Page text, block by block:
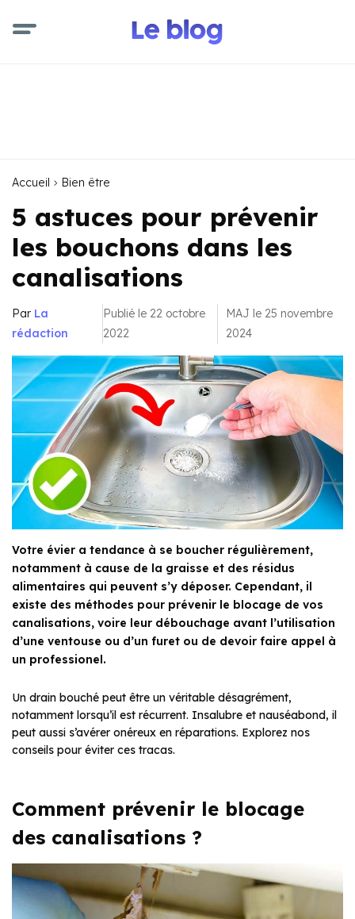
Accueil Bien être
5 astuces pour prévenir
les bouchons dans les
canalisations
Par La
rédaction
Publié le 22 octobre
2022
MAJ le 25 novembre
2024
Votre évier a tendance à se boucher régulièrement,
notamment à cause de la graisse et des résidus
alimentaires qui peuvent s’y déposer. Cependant, il
existe des méthodes pour prévenir le blocage de vos
canalisations, voire leur débouchage avant l’utilisation
d’une ventouse ou d’un furet ou de devoir faire appel à
un professionel.
Un drain bouché peut être un véritable désagrément,
notamment lorsqu’il est récurrent. Insalubre et nauséabond, il
peut aussi s’avérer onéreux en réparations. Explorez nos
conseils pour éviter ces tracas.
Comment prévenir le blocage
des canalisations ?